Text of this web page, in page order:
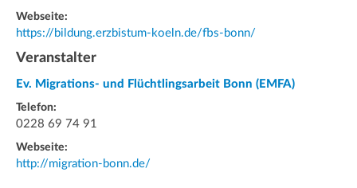
Webseite:
https://bildung.erzbistum-koeln.de/fbs-bonn/
Veranstalter
Ev. Migrations- und Flüchtlingsarbeit Bonn (EMFA)
Telefon:
0228 69 74 91
Webseite:
http://migration-bonn.de/